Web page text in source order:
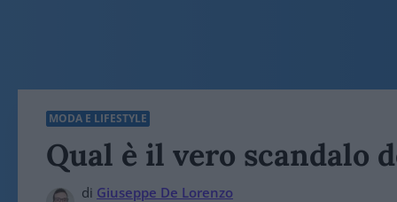
MODA E LIFESTYLE
Qual è il vero scandalo
di Giuseppe De Lorenzo